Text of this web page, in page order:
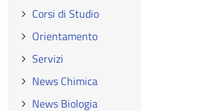
Corsi di Studio
Orientamento
Servizi
News Chimica
News Biologia